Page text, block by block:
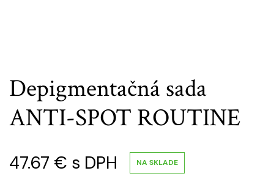
Depigmentačná sada
ANTI-SPOT ROUTINE
47.67 € s DPH NA SKLADE